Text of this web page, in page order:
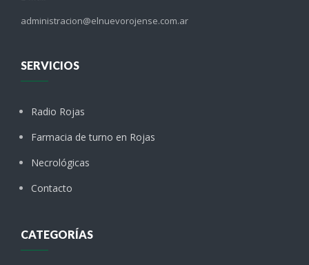
administracion@elnuevorojense.com.ar
SERVICIOS
Radio Rojas
Farmacia de turno en Rojas
Necrológicas
Contacto
CATEGORÍAS